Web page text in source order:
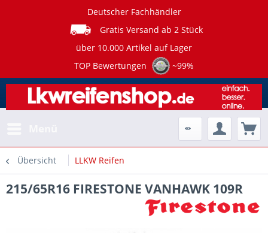
Deutscher Fachhändler
Gratis Versand ab 2 Stück
über 10.000 Artikel auf Lager
TOP Bewertungen
~99%
Übersicht LLKW Reifen
215/65R16 FIRESTONE VANHAWK 109R